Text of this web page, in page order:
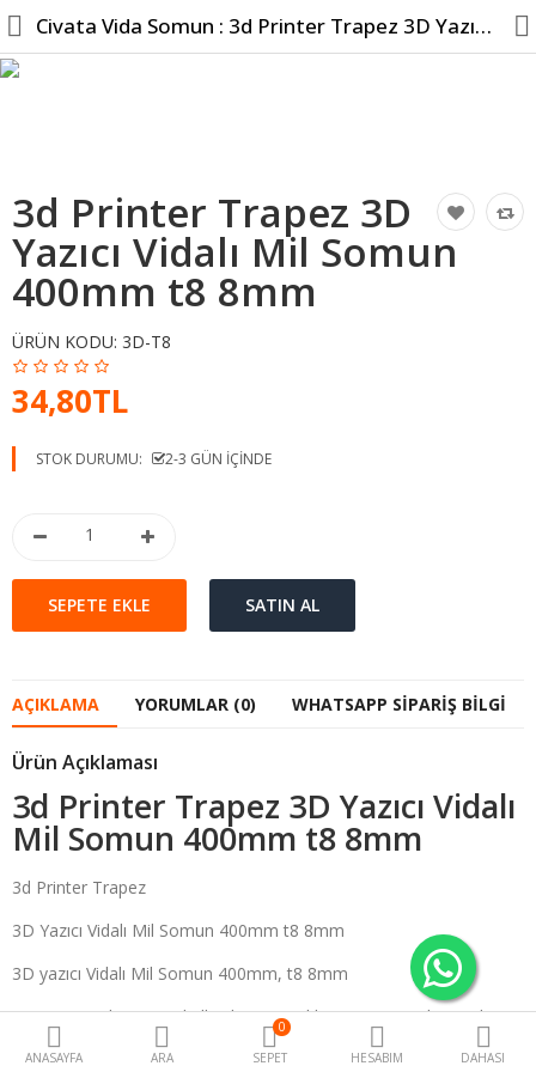
Kameralar
Tüm Kategoriler
Bilgi Sayfaları
Karşılaştır A. Listem (0)
Kur
ANASAYFA ARA
0
SEPET
HESABIM DAHASI
Civata Vida Somun : 3d Printer Trapez 3D Yazıcı Vidalı ...
3d Printer Trapez 3D
Yazıcı Vidalı Mil Somun
400mm t8 8mm
ÜRÜN KODU: 3D-T8
34,80TL
STOK DURUMU: 2-3 GÜN IÇINDE
AÇIKLAMA YORUMLAR (0) WHATSAPP SIPARIŞ BILGI
Ürün Açıklaması
3d Printer Trapez 3D Yazıcı Vidalı
Mil Somun 400mm t8 8mm
3d Printer Trapez
3D Yazıcı Vidalı Mil Somun 400mm t8 8mm
3D yazıcı Vidalı Mil Somun 400mm, t8 8mm
3D yazıcı z ekseni için kullanılır. Dayanıklı esnemez malzemeden
üretilmiştir Z eksenindeki 3d printer hata payını en aza